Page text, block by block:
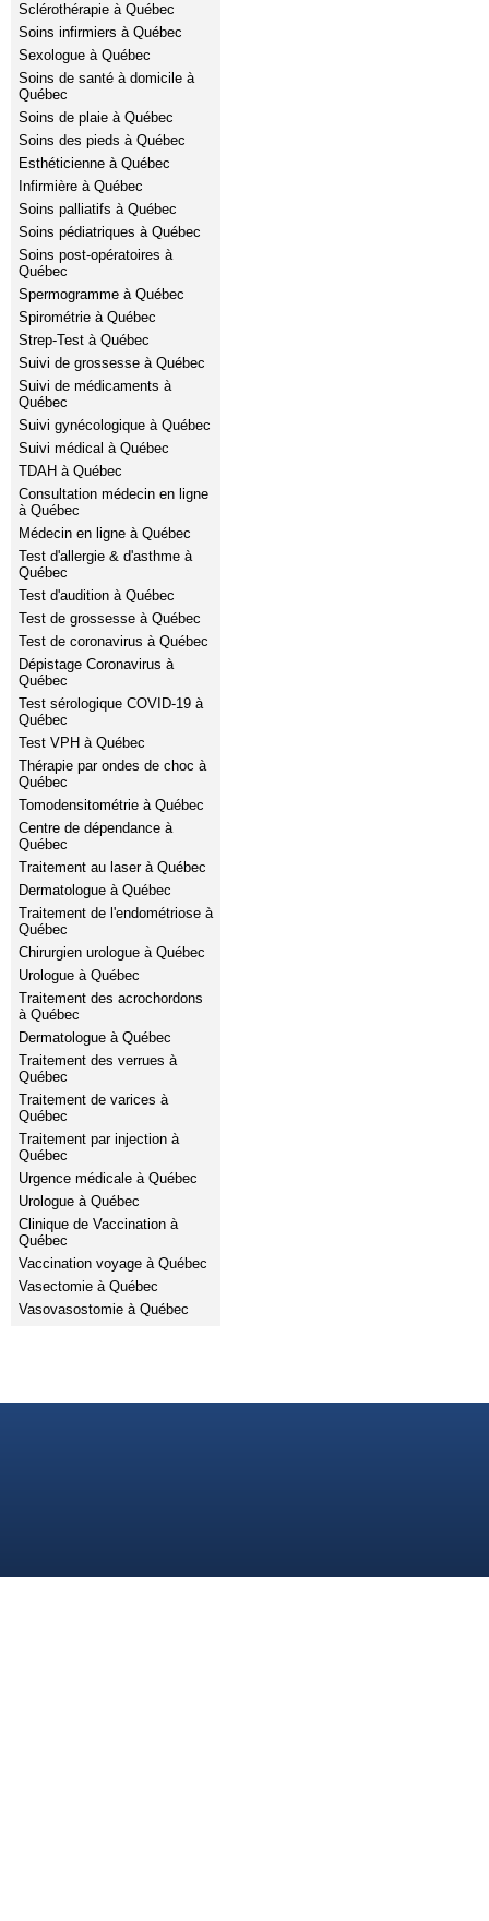
Sclérothérapie à Québec
Soins infirmiers à Québec
Sexologue à Québec
Soins de santé à domicile à
Québec
Soins de plaie à Québec
Soins des pieds à Québec
Esthéticienne à Québec
Infirmière à Québec
Soins palliatifs à Québec
Soins pédiatriques à Québec
Soins post-opératoires à
Québec
Spermogramme à Québec
Spirométrie à Québec
Strep-Test à Québec
Suivi de grossesse à Québec
Suivi de médicaments à
Québec
Suivi gynécologique à Québec
Suivi médical à Québec
TDAH à Québec
Consultation médecin en ligne
à Québec
Médecin en ligne à Québec
Test d'allergie & d'asthme à
Québec
Test d'audition à Québec
Test de grossesse à Québec
Test de coronavirus à Québec
Dépistage Coronavirus à
Québec
Test sérologique COVID-19 à
Québec
Test VPH à Québec
Thérapie par ondes de choc à
Québec
Tomodensitométrie à Québec
Centre de dépendance à
Québec
Traitement au laser à Québec
Dermatologue à Québec
Traitement de l'endométriose à
Québec
Chirurgien urologue à Québec
Urologue à Québec
Traitement des acrochordons
à Québec
Dermatologue à Québec
Traitement des verrues à
Québec
Traitement de varices à
Québec
Traitement par injection à
Québec
Urgence médicale à Québec
Urologue à Québec
Clinique de Vaccination à
Québec
Vaccination voyage à Québec
Vasectomie à Québec
Vasovasostomie à Québec